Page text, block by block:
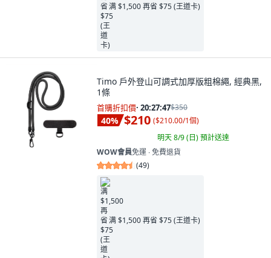
满 $1,500 再省 $75 (王道卡)
Timo 戶外登山可調式加厚版粗棉繩, 經典黑,
1條
首購折扣價· 20:27:46$350
40% $210 ($210.00/1個)
明天 8/9 (日)預計送達
WOW會員免運 ∙ 免費退貨
(49)
满 $1,500 再省 $75 (王道卡)